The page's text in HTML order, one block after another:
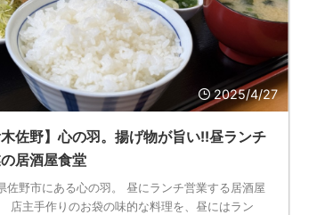
2025/4/27
木佐野】心の羽。揚げ物が旨い!!昼ランチ
居酒屋食堂
佐野市にある心の羽。 昼にランチ営業する居酒屋
店主手作りのお袋の味的な料理を、昼にはラン